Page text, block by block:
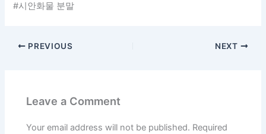
#시안화물 분말
PREVIOUS NEXT
Leave a Comment
Your email address will not be published. Required